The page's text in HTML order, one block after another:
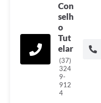
Con
selh
o
Tut
elar
(37)
324
9-
912
4